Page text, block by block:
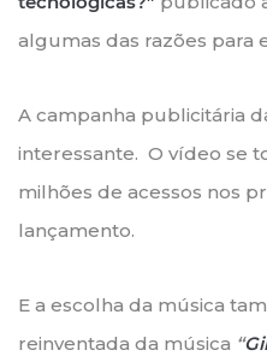
algumas das razões para
A campanha publicitária
interessante. O vídeo se
milhões de acessos nos
lançamento.
E a escolha da música
reinventada da música “